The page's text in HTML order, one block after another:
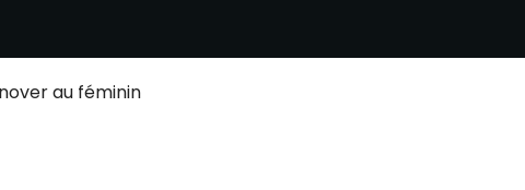
au féminin